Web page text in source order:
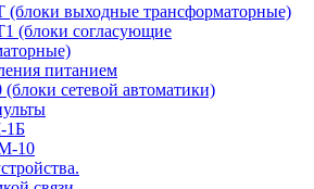
(блоки выходные трансформаторные)
(блоки согласующие
питанием
сетевой автоматики)
1Б
10